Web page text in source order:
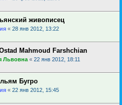
живописец
« 28 янв 2012, 13:22
Mahmoud Farshchian
Львовна « 22 янв 2012, 18:11
Бугро
« 22 янв 2012, 15:45